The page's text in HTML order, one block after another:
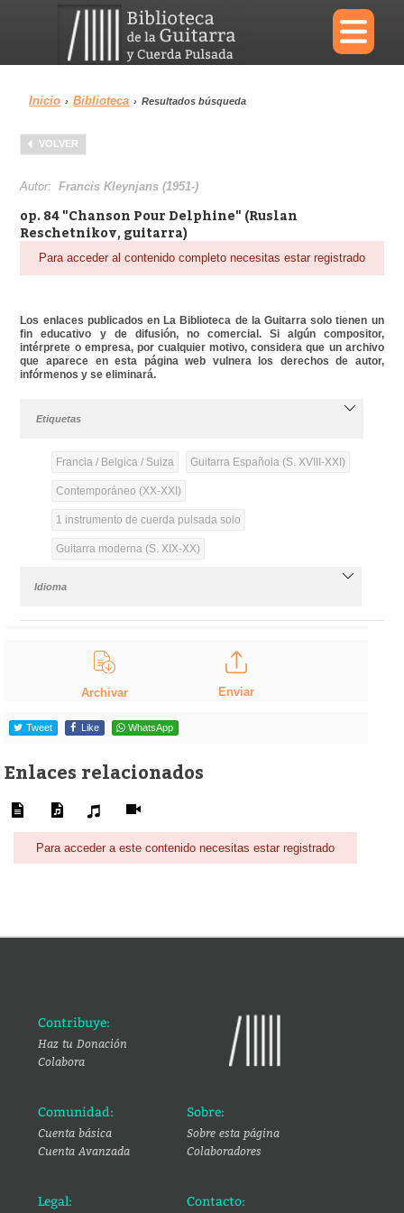
×
Menu
Biblioteca
Área personal Reproductor
Inicio › Biblioteca › Resultados búsqueda
VOLVER
Autor:Francis Kleynjans (1951-)
op. 84 "Chanson Pour Delphine" (Ruslan
Reschetnikov, guitarra)
Para acceder al contenido completo necesitas estar registrado
Los enlaces publicados en La Biblioteca de la Guitarra solo tienen un
fin educativo y de difusión, no comercial. Si algún compositor,
intérprete o empresa, por cualquier motivo, considera que un archivo
que aparece en esta página web vulnera los derechos de autor,
infórmenos y se eliminará.
Etiquetas
Francia / Belgica / Suiza Guitarra Española (S. XVIII-XXI)
Contemporáneo (XX-XXI)
1 instrumento de cuerda pulsada solo
Guitarra moderna (S. XIX-XX)
Idioma
Archivar Enviar
Tweet Like WhatsApp
Enlaces relacionados
Para acceder a este contenido necesitas estar registrado
Contribuye:
Haz tu Donación
Colabora
Comunidad:
Cuenta básica
Cuenta Avanzada
Sobre:
Sobre esta página
Colaboradores
Legal: Contacto: